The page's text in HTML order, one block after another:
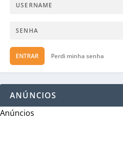
ENTRAR Perdi minha senha
ANÚNCIOS
Anúncios